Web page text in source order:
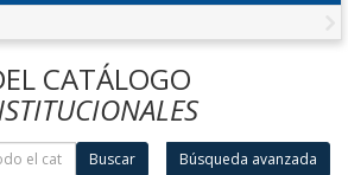
CATÁLOGO
Buscar Búsqueda avanzada